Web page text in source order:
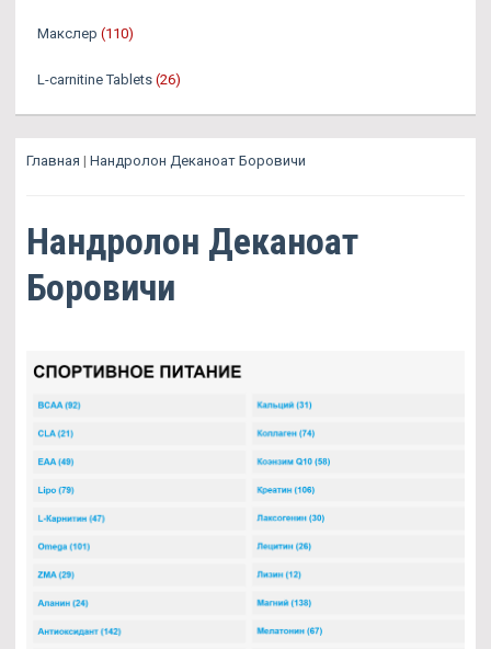
Макслер (110)
L-carnitine Tablets (26)
Главная | Нандролон Деканоат Боровичи
Нандролон Деканоат
Боровичи